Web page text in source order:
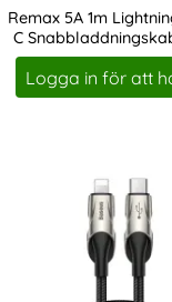
Remax 5A 1m
C
Art. nr 11630
Logga in för att